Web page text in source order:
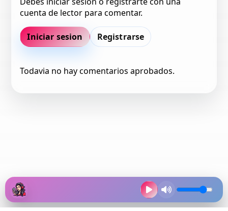
cuenta de lector para comentar.
Iniciar sesion Registrarse
Todavia no hay comentarios aprobados.